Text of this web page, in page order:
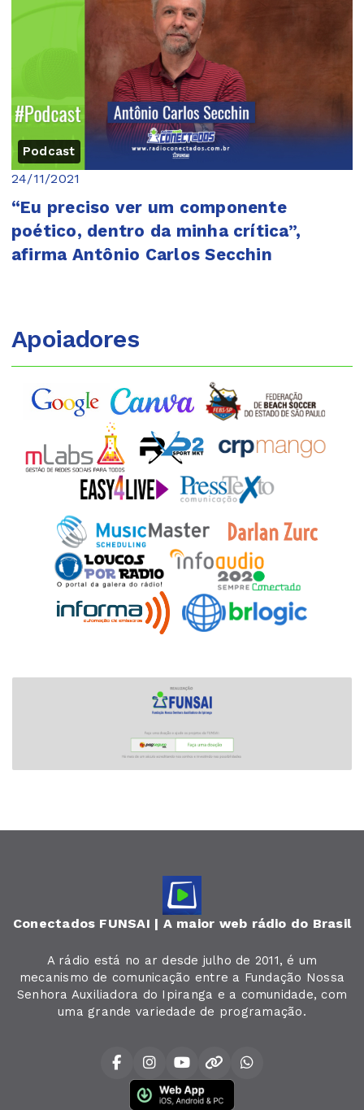
Podcast
24/11/2021
“Eu preciso ver um componente
poético, dentro da minha crítica”,
afirma Antônio Carlos Secchin
Apoiadores
Conectados FUNSAI | A maior web rádio do Brasil
A rádio está no ar desde julho de 2011, é um
mecanismo de comunicação entre a Fundação Nossa
Senhora Auxiliadora do Ipiranga e a comunidade, com
uma grande variedade de programação.